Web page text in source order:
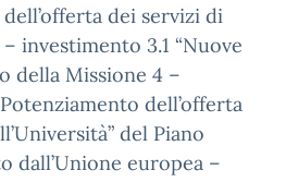
dei servizi di
investimento 3.1 “Nuove
della Missione 4 –
dell’offerta
del Piano
dall’Unione europea –